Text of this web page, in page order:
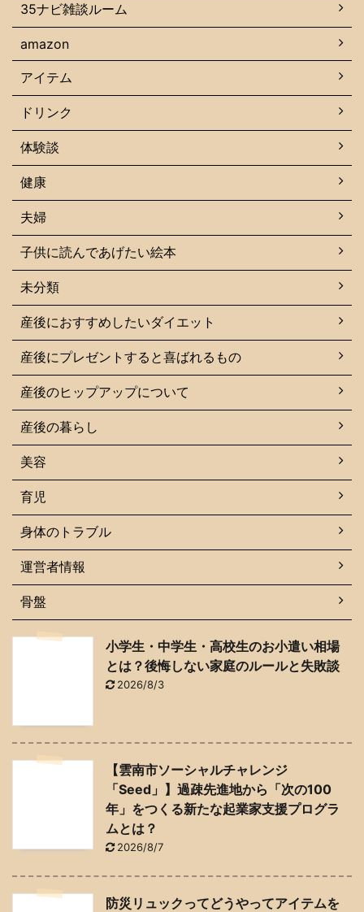
35ナビ雑談ルーム
amazon
アイテム
ドリンク
体験談
健康
夫婦
子供に読んであげたい絵本
未分類
産後におすすめしたいダイエット
産後にプレゼントすると喜ばれるもの
産後のヒップアップについて
産後の暮らし
美容
育児
身体のトラブル
運営者情報
骨盤
小学生・中学生・高校生のお小遣い相場
とは？後悔しない家庭のルールと失敗談
2026/8/3
【雲南市ソーシャルチャレンジ
「Seed」】過疎先進地から「次の100
年」をつくる新たな起業家支援プログラ
ムとは？
2026/8/7
防災リュックってどうやってアイテムを